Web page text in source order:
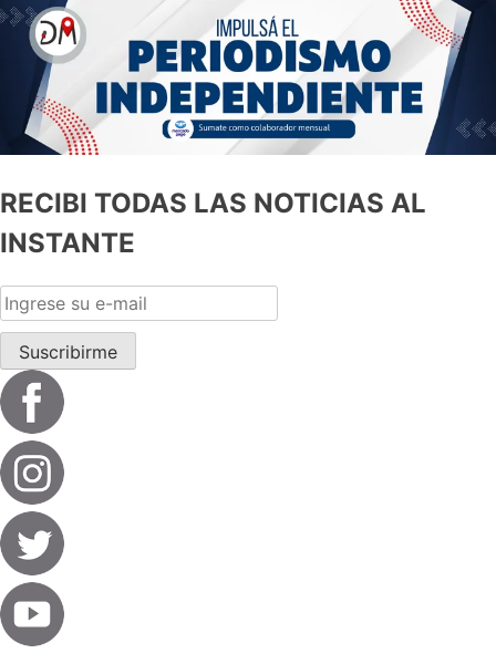
RECIBI TODAS LAS NOTICIAS AL
INSTANTE